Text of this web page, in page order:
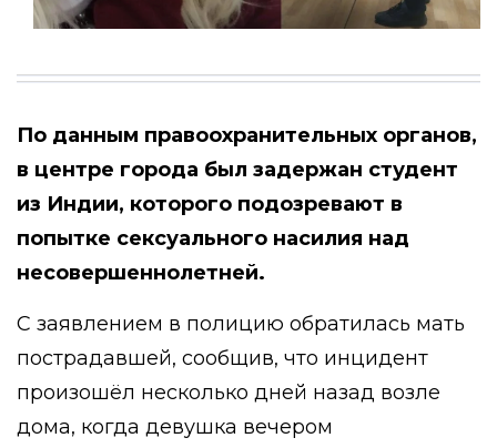
По данным правоохранительных органов,
в центре города был задержан студент
из Индии, которого подозревают в
попытке сексуального насилия над
несовершеннолетней.
С заявлением в полицию обратилась мать
пострадавшей, сообщив, что инцидент
произошёл несколько дней назад возле
дома, когда девушка вечером